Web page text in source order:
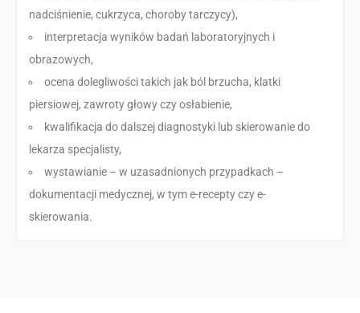
nadciśnienie, cukrzyca, choroby tarczycy),
interpretacja wyników badań laboratoryjnych i
obrazowych,
ocena dolegliwości takich jak ból brzucha, klatki
piersiowej, zawroty głowy czy osłabienie,
kwalifikacja do dalszej diagnostyki lub skierowanie do
lekarza specjalisty,
wystawianie – w uzasadnionych przypadkach –
dokumentacji medycznej, w tym e-recepty czy e-
skierowania.